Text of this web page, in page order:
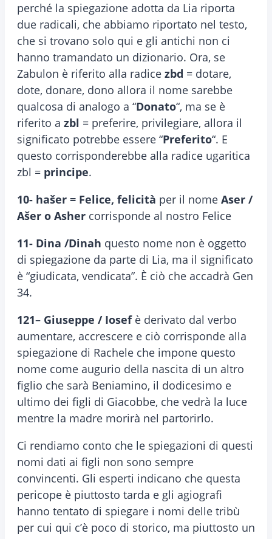
perché la spiegazione adotta da Lia riporta
due radicali, che abbiamo riportato nel testo,
che si trovano solo qui e gli antichi non ci
hanno tramandato un dizionario. Ora, se
Zabulon è riferito alla radice zbd = dotare,
dote, donare, dono allora il nome sarebbe
qualcosa di analogo a “Donato“, ma se è
riferito a zbl = preferire, privilegiare, allora il
significato potrebbe essere “Preferito“. E
questo corrisponderebbe alla radice ugaritica
zbl = principe.
10- hašer = Felice, felicità per il nome Aser /
Ašer o Asher corrisponde al nostro Felice
11- Dina /Dinah questo nome non è oggetto
di spiegazione da parte di Lia, ma il significato
è “giudicata, vendicata”. È ciò che accadrà Gen
34.
121– Giuseppe / Iosefè derivato dal verbo
aumentare, accrescere e ciò corrisponde alla
spiegazione di Rachele che impone questo
nome come augurio della nascita di un altro
figlio che sarà Beniamino, il dodicesimo e
ultimo dei figli di Giacobbe, che vedrà la luce
mentre la madre morirà nel partorirlo.
Ci rendiamo conto che le spiegazioni di questi
nomi dati ai figli non sono sempre
convincenti. Gli esperti indicano che questa
pericope è piuttosto tarda e gli agiografi
hanno tentato di spiegare i nomi delle tribù
per cui qui c’è poco di storico, ma piuttosto un